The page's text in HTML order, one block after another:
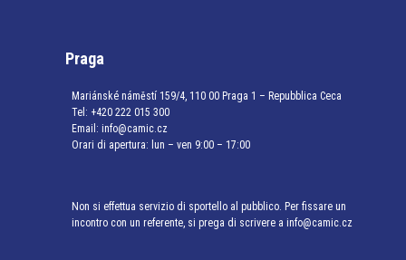
Praga
Mariánské náměstí 159/4, 110 00 Praga 1 – Repubblica Ceca
Tel: +420 222 015 300
Email: info@camic.cz
Orari di apertura: lun – ven 9:00 – 17:00
Non si effettua servizio di sportello al pubblico. Per fissare un
incontro con un referente, si prega di scrivere a info@camic.cz